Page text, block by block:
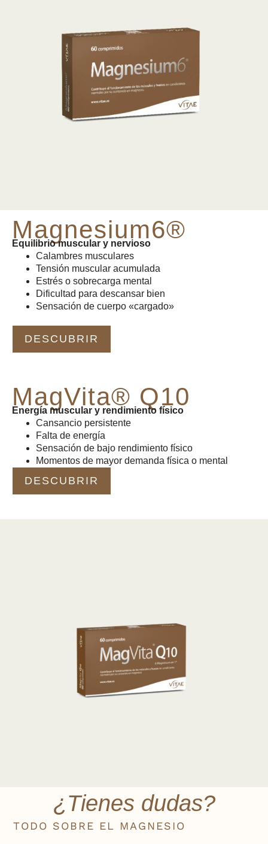
Magnesium6®
Equilibrio muscular y nervioso
Calambres musculares
Tensión muscular acumulada
Estrés o sobrecarga mental
Dificultad para descansar bien
Sensación de cuerpo «cargado»
DESCUBRIR
MagVita® Q10
Energía muscular y rendimiento físico
Cansancio persistente
Falta de energía
Sensación de bajo rendimiento físico
Momentos de mayor demanda física o mental
DESCUBRIR
¿Tienes dudas?
TODO SOBRE EL MAGNESIO